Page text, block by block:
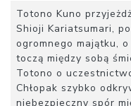
Totono Kuno
Shioji Kariatsumari,
ogromnego majątku,
toczą między sobą
Totono o
Chłopak szybko
niebezpieczny spór